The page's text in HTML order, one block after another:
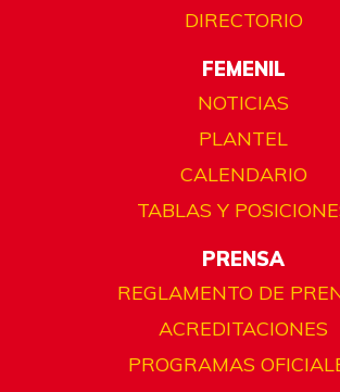
DIRECTORIO
FEMENIL
NOTICIAS
PLANTEL
CALENDARIO
TABLAS Y
PRENSA
REGLAMENTO DE
ACREDITACIONES
PROGRAMAS